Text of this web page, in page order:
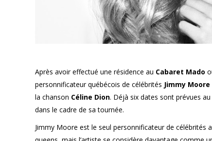
Après avoir effectué une résidence au Cabaret Mado
personnificateur québécois de célébrités Jimmy Moore
la chanson Céline Dion. Déjà six dates sont prévues au
dans le cadre de sa tournée.
Jimmy Moore est le seul personnificateur de célébrités